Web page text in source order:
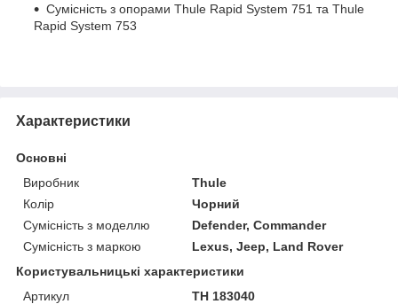
Сумісність з опорами Thule Rapid System 751 та Thule
Rapid System 753
Характеристики
Основні
Виробник
Thule
Колір
Чорний
Сумісність з моделлю
Defender, Commander
Сумісність з маркою
Lexus, Jeep, Land Rover
Користувальницькі характеристики
Артикул
TH 183040